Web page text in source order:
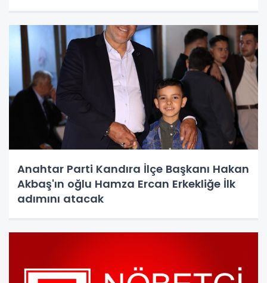
Anahtar Parti Kandıra İlçe Başkanı Hakan
Akbaş'ın oğlu Hamza Ercan Erkekliğe İlk
adımını atacak